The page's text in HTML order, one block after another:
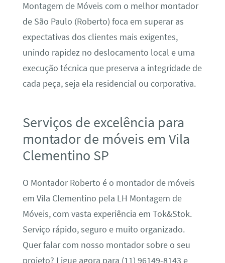
Montagem de Móveis com o melhor montador
de São Paulo (Roberto) foca em superar as
expectativas dos clientes mais exigentes,
unindo rapidez no deslocamento local e uma
execução técnica que preserva a integridade de
cada peça, seja ela residencial ou corporativa.
Serviços de excelência para
montador de móveis em Vila
Clementino SP
O Montador Roberto é o montador de móveis
em Vila Clementino pela LH Montagem de
Móveis, com vasta experiência em Tok&Stok.
Serviço rápido, seguro e muito organizado.
Quer falar com nosso montador sobre o seu
projeto? Ligue agora para (11) 96149-8143 e